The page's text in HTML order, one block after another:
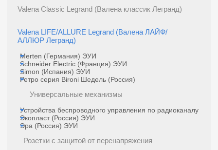
Valena Classic Legrand (Валена классик Легранд)
Valena LIFE/ALLURE Legrand (Валена ЛАЙФ/
АЛЛЮР Легранд)
Merten (Германия) ЭУИ
Schneider Electric (Франция) ЭУИ
Simon (Испания) ЭУИ
Ретро серия Bironi Шедель (Россия)
Универсальные механизмы
Устройства беспроводного управления по радиоканалу
Экопласт (Россия) ЭУИ
Эра (Россия) ЭУИ
Розетки с защитой от перенапряжения